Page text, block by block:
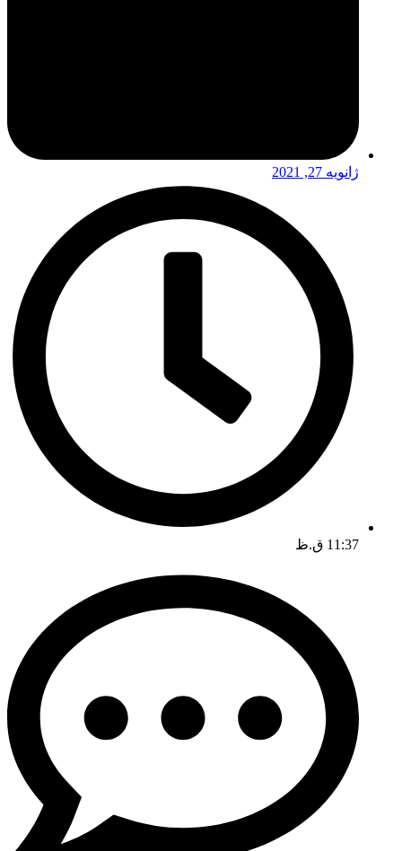
ژانویه 27, 2021
11:37 ق.ظ